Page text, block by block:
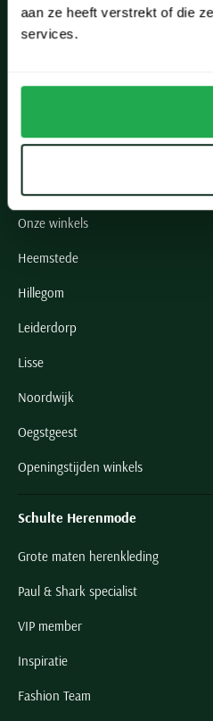
aan ze heeft verstrekt of die
services.
Retourneren
Artikelonderhoud
Onze winkels
Heemstede
Hillegom
Leiderdorp
Lisse
Noordwijk
Oegstgeest
Openingstijden winkels
Schulte Herenmode
Grote maten herenkleding
Paul & Shark specialist
VIP member
Inspiratie
Fashion Team